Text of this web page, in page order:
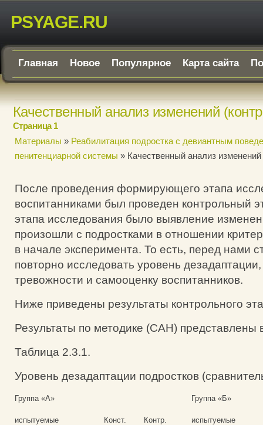
PSYAGE.RU
Главная Новое Популярное Карта сайта
Качественный анализ изменений
Страница 1
Материалы » Реабилитация подростка с девиантным
пенитенциарной системы » Качественный анализ
После проведения формирующего этапа
воспитанниками был проведен контрольный
этапа исследования было выявление
произошли с подростками в отношении
в начале эксперимента. То есть, перед нами
повторно исследовать уровень
тревожности и самооценку воспитанников.
Ниже приведены результаты контрольного
Результаты по методике (САН) представлены
Таблица 2.3.1.
Уровень дезадаптации подростков
Группа «А» Группа «Б»
испытуемые Конст. Контр. испытуемые